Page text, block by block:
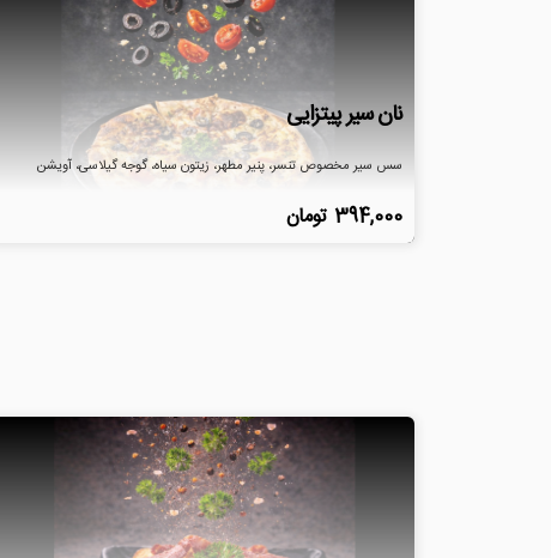
نان سیر پیتزایی
سس سیر مخصوص تنسر، پنیر مطهر، زیتون سیاه، گوجه گیلاسی، آویشن
394,000 تومان